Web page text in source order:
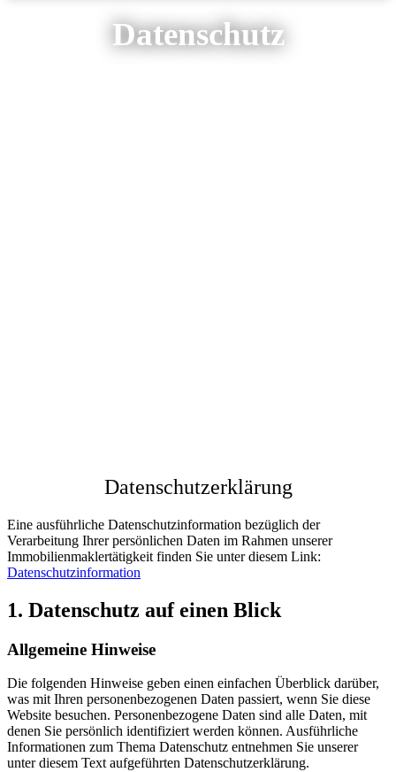
Datenschutz
Datenschutzerklärung
Eine ausführliche Datenschutzinformation bezüglich der
Verarbeitung Ihrer persönlichen Daten im Rahmen unserer
Immobilienmaklertätigkeit finden Sie unter diesem Link:
Datenschutzinformation
1. Datenschutz auf einen Blick
Allgemeine Hinweise
Die folgenden Hinweise geben einen einfachen Überblick darüber,
was mit Ihren personenbezogenen Daten passiert, wenn Sie diese
Website besuchen. Personenbezogene Daten sind alle Daten, mit
denen Sie persönlich identifiziert werden können. Ausführliche
Informationen zum Thema Datenschutz entnehmen Sie unserer
unter diesem Text aufgeführten Datenschutzerklärung.